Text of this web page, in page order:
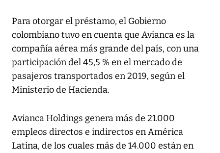
Para otorgar el préstamo, el Gobierno
colombiano tuvo en cuenta que Avianca es la
compañía aérea más grande del país, con una
participación del 45,5 % en el mercado de
pasajeros transportados en 2019, según el
Ministerio de Hacienda.
Avianca Holdings genera más de 21.000
empleos directos e indirectos en América
Latina, de los cuales más de 14.000 están en